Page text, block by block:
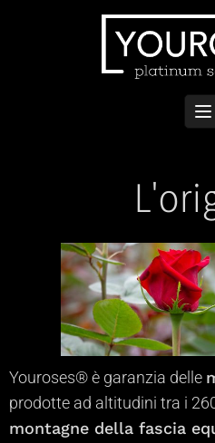
Youroses® è garanzia delle
prodotte ad altitudini tra i
montagne della fascia